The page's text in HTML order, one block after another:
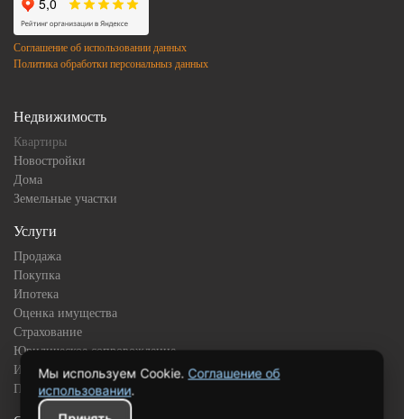
Соглашение об использовании данных
Политика обработки персональныз данных
Недвижимость
Квартиры
Новостройки
Дома
Земельные участки
Услуги
Продажа
Покупка
Ипотека
Оценка имущества
Страхование
Юридическое сопровождение
Инвестиционная недвижимость
Подбор квартиры в новостройке
Мы используем Cookie. Соглашение об
использовании.